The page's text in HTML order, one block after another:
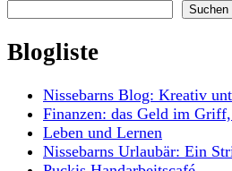
Suchen
Blogliste
Nissebarns Blog: Kreativ
Finanzen: das Geld im
Leben und Lernen
Nissebarns Urlaubär: Ein